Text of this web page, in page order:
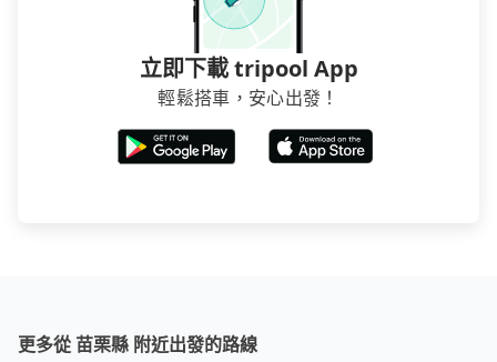
立即下載 tripool App
輕鬆搭車，安心出發！
更多從 苗栗縣 附近出發的路線